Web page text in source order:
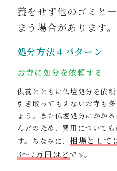
養をせず他のゴミと
まう場合があります。
処分方法４パターン
お寺に処分を依頼する
供養とともに仏壇処分を依頼
引き取ってもえないお寺も
ょう。また仏壇処分にかか
んどのため、費用について
す。ちなみに、相場として
3〜7万円ほどです。